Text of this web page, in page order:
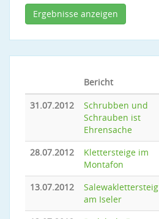
Bericht
31.07.2012
Schrubben und
Schrauben ist
Ehrensache
28.07.2012
Klettersteige im
Montafon
13.07.2012
Salewaklettersteig
am Iseler